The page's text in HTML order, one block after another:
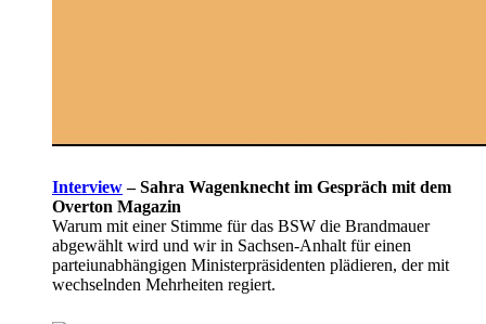
Interview– Sahra Wagenknecht im Gespräch mit dem
Overton Magazin
Warum mit einer Stimme für das BSW die Brandmauer
abgewählt wird und wir in Sachsen-Anhalt für einen
parteiunabhängigen Ministerpräsidenten plädieren, der mit
wechselnden Mehrheiten regiert.